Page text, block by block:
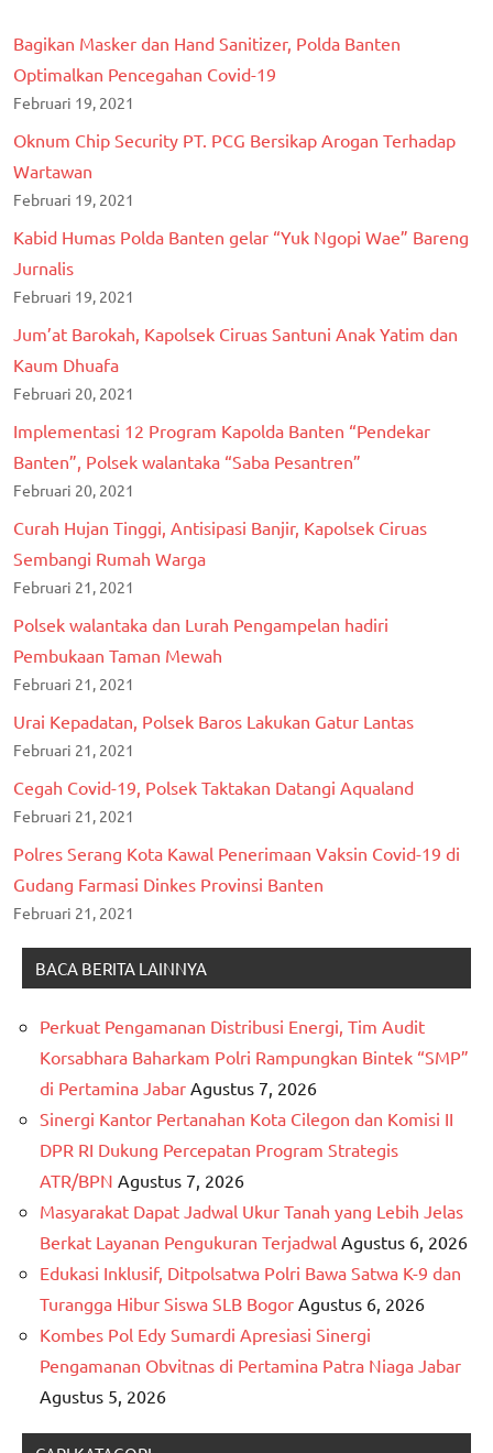
Bagikan Masker dan Hand Sanitizer, Polda Banten
Optimalkan Pencegahan Covid-19
Februari 19, 2021
Oknum Chip Security PT. PCG Bersikap Arogan Terhadap
Wartawan
Februari 19, 2021
Kabid Humas Polda Banten gelar “Yuk Ngopi Wae” Bareng
Jurnalis
Februari 19, 2021
Jum’at Barokah, Kapolsek Ciruas Santuni Anak Yatim dan
Kaum Dhuafa
Februari 20, 2021
Implementasi 12 Program Kapolda Banten “Pendekar
Banten”, Polsek walantaka “Saba Pesantren”
Februari 20, 2021
Curah Hujan Tinggi, Antisipasi Banjir, Kapolsek Ciruas
Sembangi Rumah Warga
Februari 21, 2021
Polsek walantaka dan Lurah Pengampelan hadiri
Pembukaan Taman Mewah
Februari 21, 2021
Urai Kepadatan, Polsek Baros Lakukan Gatur Lantas
Februari 21, 2021
Cegah Covid-19, Polsek Taktakan Datangi Aqualand
Februari 21, 2021
Polres Serang Kota Kawal Penerimaan Vaksin Covid-19 di
Gudang Farmasi Dinkes Provinsi Banten
Februari 21, 2021
BACA BERITA LAINNYA
Perkuat Pengamanan Distribusi Energi, Tim Audit
Korsabhara Baharkam Polri Rampungkan Bintek “SMP”
di Pertamina Jabar Agustus 7, 2026
Sinergi Kantor Pertanahan Kota Cilegon dan Komisi II
DPR RI Dukung Percepatan Program Strategis
ATR/BPN Agustus 7, 2026
Masyarakat Dapat Jadwal Ukur Tanah yang Lebih Jelas
Berkat Layanan Pengukuran Terjadwal Agustus 6, 2026
Edukasi Inklusif, Ditpolsatwa Polri Bawa Satwa K-9 dan
Turangga Hibur Siswa SLB Bogor Agustus 6, 2026
Kombes Pol Edy Sumardi Apresiasi Sinergi
Pengamanan Obvitnas di Pertamina Patra Niaga Jabar
Agustus 5, 2026